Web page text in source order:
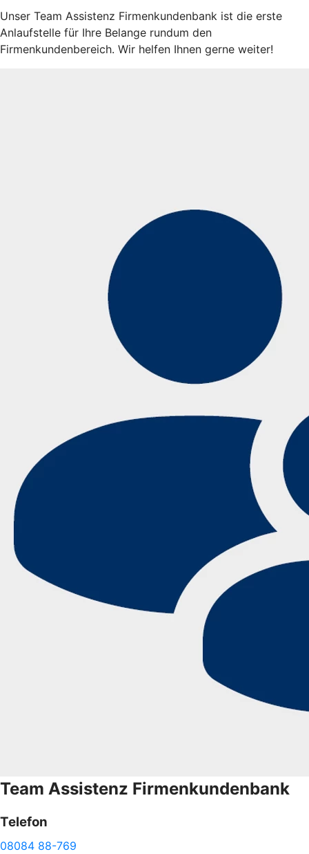
Unser Team Assistenz Firmenkundenbank ist die erste
Anlaufstelle für Ihre Belange rundum den
Firmenkundenbereich. Wir helfen Ihnen gerne weiter!
Team Assistenz Firmenkundenbank
Telefon
08084 88-769